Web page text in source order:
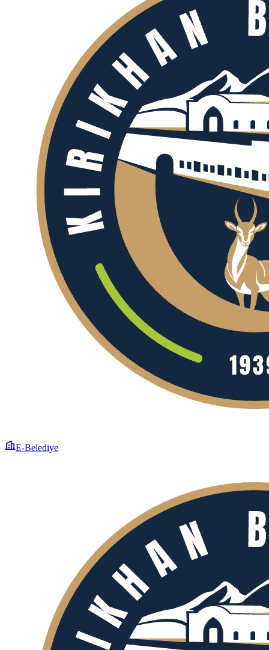
E-Belediye